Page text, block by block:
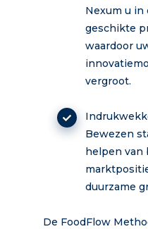
Nexum u
geschikte
waardoor
vergroot.
Bewezen
helpen van
duurzame
De FoodFlow